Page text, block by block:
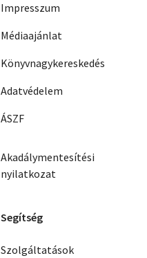
Impresszum
Médiaajánlat
Könyvnagykereskedés
Adatvédelem
ÁSZF
Akadálymentesítési
nyilatkozat
Segítség
Szolgáltatások